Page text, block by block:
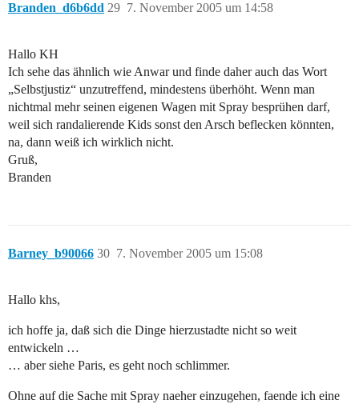
Branden_d6b6dd 7. November 2005 um 14:58
29
Hallo KH
Ich sehe das ähnlich wie Anwar und finde daher auch das Wort
„Selbstjustiz“ unzutreffend, mindestens überhöht. Wenn man
nichtmal mehr seinen eigenen Wagen mit Spray besprühen darf,
weil sich randalierende Kids sonst den Arsch beflecken könnten,
na, dann weiß ich wirklich nicht.
Gruß,
Branden
Barney_b90066 7. November 2005 um 15:08
30
Hallo khs,
ich hoffe ja, daß sich die Dinge hierzustadte nicht so weit
entwickeln …
… aber siehe Paris, es geht noch schlimmer.
Ohne auf die Sache mit Spray naeher einzugehen, faende ich eine